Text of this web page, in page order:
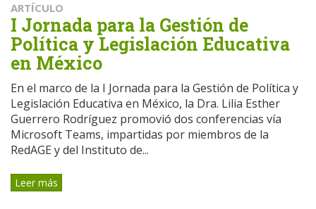
ARTÍCULO
I Jornada para la Gestión de
Política y Legislación Educativa
en México
En el marco de la I Jornada para la Gestión de Política y
Legislación Educativa en México, la Dra. Lilia Esther
Guerrero Rodríguez promovió dos conferencias vía
Microsoft Teams, impartidas por miembros de la
RedAGE y del Instituto de...
Leer más